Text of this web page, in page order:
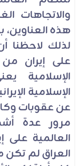
والاتجاهات
هذه العناوين،
لذلك لاحظنا
على إيران
الإسلامية
الإسلامية
عن عقوبات
مرور عدة
العالمية على
العراق لم تكن